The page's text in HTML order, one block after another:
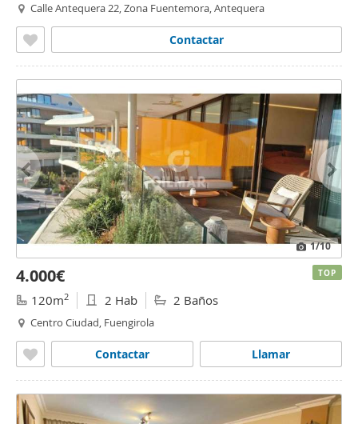
Calle Antequera 22, Zona Fuentemora, Antequera
Contactar
1/10
4.000€
120m2 2 Hab 2 Baños
Centro Ciudad, Fuengirola
Llamar
Contactar
TOP